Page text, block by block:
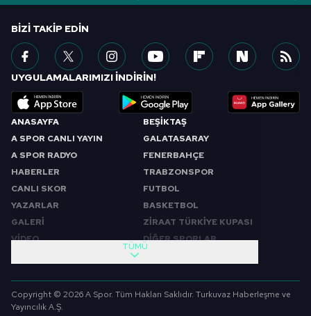
ANASAYFA
A SPOR CANLI YAYIN
A SPOR RADYO
HABERLER
CANLI SKOR
YAZARLAR
GALERİ
VİDEO
BEŞİKTAŞ
GALATASARAY
FENERBAHÇE
TRABZONSPOR
FUTBOL
BASKETBOL
ZİRAAT TÜRKİYE KUPASI
DİĞER SPORLAR
SABAH SPORU
SPOR GÜNDEMİ
FUTBOL
TÜMÜ
BIZI TAKIP EDIN
UYGULAMALARIMIZI İNDİRİN!
Copyright © 2026 A Spor. Tüm Hakları Saklıdır. Turkuvaz Haberleşme ve
Yayıncılık A.Ş.